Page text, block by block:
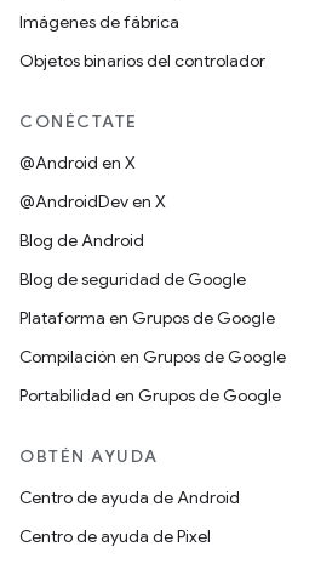
Imágenes de fábrica
Objetos binarios del controlador
CONÉCTATE
@Android en X
@AndroidDev en X
Blog de Android
Blog de seguridad de Google
Plataforma en Grupos de Google
Compilación en Grupos de Google
Portabilidad en Grupos de Google
OBTÉN AYUDA
Centro de ayuda de Android
Centro de ayuda de Pixel